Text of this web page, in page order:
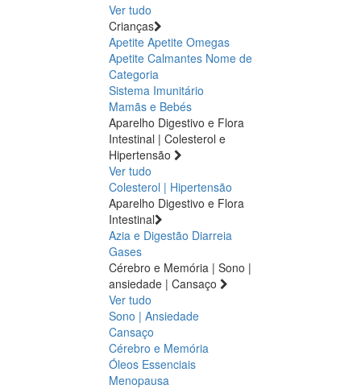
Ver tudo
Crianças
Apetite Apetite Omegas
Apetite Calmantes Nome de
Categoria
Sistema Imunitário
Mamãs e Bebés
Aparelho Digestivo e Flora
Intestinal | Colesterol e
Hipertensão
Ver tudo
Colesterol | Hipertensão
Aparelho Digestivo e Flora
Intestinal
Azia e Digestão Diarreia
Gases
Cérebro e Memória | Sono |
ansiedade | Cansaço
Ver tudo
Sono | Ansiedade
Cansaço
Cérebro e Memória
Óleos Essenciais
Menopausa